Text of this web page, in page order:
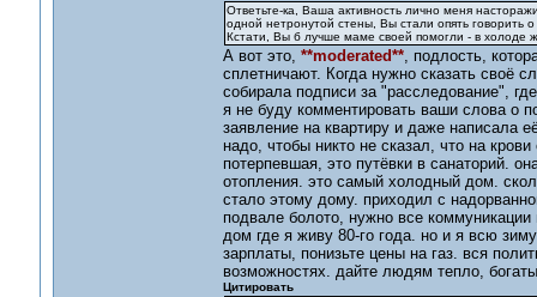
Ответьте-ка, Ваша активность лично меня
одной нетронутой стены, Вы стали опять говорить
Кстати, Вы б лучше маме своей помогли - в холоде
А вот это, **moderated**, подлость,
сплетничают. Когда нужно сказать своё
собирала подписи за "расследование",
я не буду комментировать ваши слова о
заявление на квартиру и даже написала
надо, чтобы никто не сказал, что на
потерпевшая, это путёвки в санаторий.
отопления. это самый холодный дом.
стало этому дому. приходил с
подвале болото, нужно все коммуникации
дом где я живу 80-го года. но и я всю
зарплаты, понизьте цены на газ. вся
возможностях. дайте людям тепло,
Цитировать